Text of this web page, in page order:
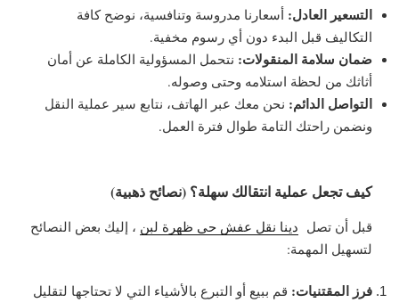
التسعير العادل: أسعارنا مدروسة وتنافسية، نوضح كافة
التكاليف قبل البدء دون أي رسوم مخفية.
ضمان سلامة المنقولات: نتحمل المسؤولية الكاملة عن أمان
أثاثك من لحظة استلامه وحتى وصوله.
التواصل الدائم: نحن معك عبر الهاتف، نتابع سير عملية النقل
ونضمن راحتك التامة طوال فترة العمل.
كيف تجعل عملية انتقالك سهلة؟ (نصائح ذهبية)
قبل أن تصل دينا نقل عفش حي ظهرة لبن ، إليك بعض النصائح
لتسهيل المهمة:
فرز المقتنيات: قم ببيع أو التبرع بالأشياء التي لا تحتاجها لتقليل